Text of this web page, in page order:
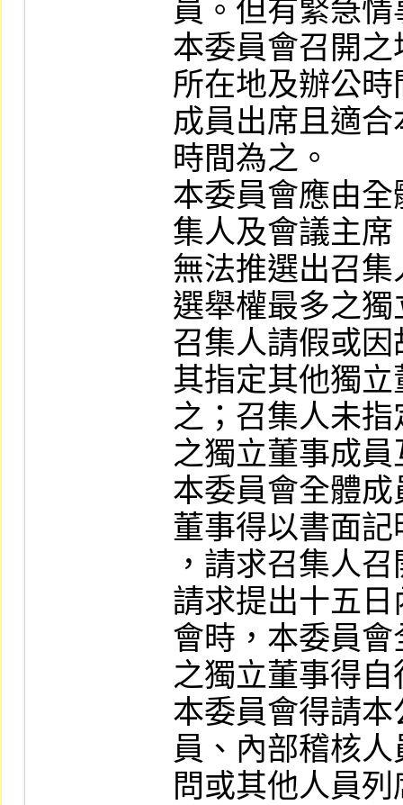
員。但有緊急
本委員會召開
所在地及辦公
成員出席且適
時間為之。
本委員會應由
集人及會議主
無法推選出召
選舉權最多之
召集人請假或
其指定其他獨
之；召集人未
之獨立董事成
本委員會全體
董事得以書面
，請求召集人
請求提出十五
會時，本委員
之獨立董事得
本委員會得請
員、內部稽核
問或其他人員